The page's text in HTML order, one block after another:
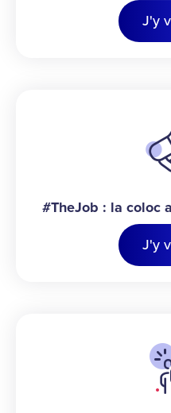
J'y
#TheJob : la coloc
J'y